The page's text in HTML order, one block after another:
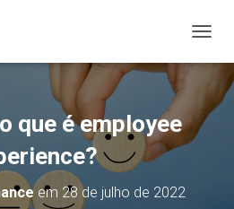
L
R
N
que é employee
em 28 de julho de 2022